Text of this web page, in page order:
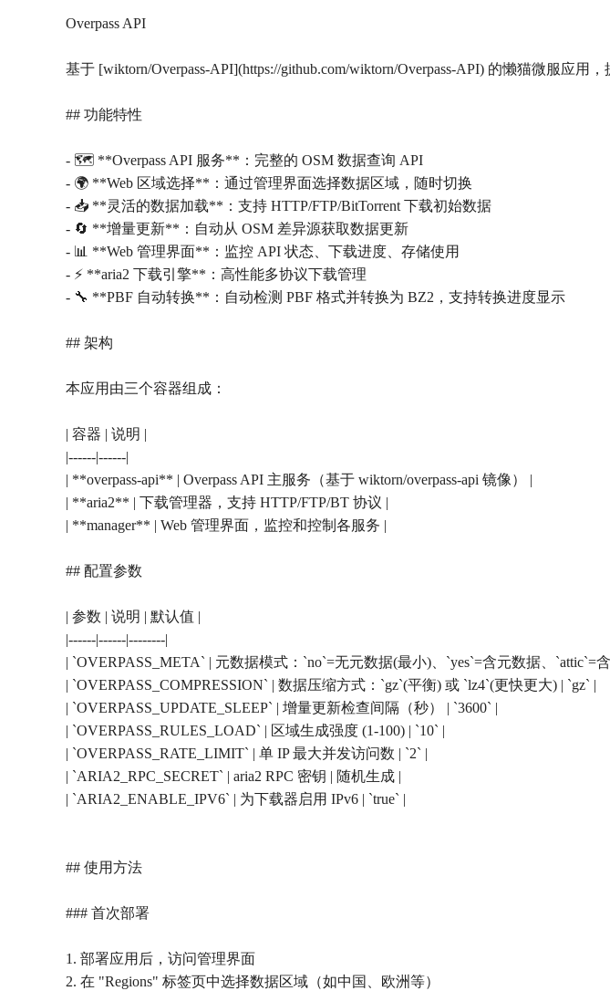
Overpass API
基于 [wiktorn/Overpass-API](https://github.com/wiktorn/Overpass-API) 的懒猫微服应用
## 功能特性
- 🗺️ **Overpass API 服务**：完整的 OSM 数据查询 API
- 🌍 **Web 区域选择**：通过管理界面选择数据区域，随时切换
- 📥 **灵活的数据加载**：支持 HTTP/FTP/BitTorrent 下载初始数据
- 🔄 **增量更新**：自动从 OSM 差异源获取数据更新
- 📊 **Web 管理界面**：监控 API 状态、下载进度、存储使用
- ⚡ **aria2 下载引擎**：高性能多协议下载管理
- 🔧 **PBF 自动转换**：自动检测 PBF 格式并转换为 BZ2，支持转换进度显示
## 架构
本应用由三个容器组成：
| 容器 | 说明 |
|------|------|
| **overpass-api** | Overpass API 主服务（基于 wiktorn/overpass-api 镜像） |
| **aria2** | 下载管理器，支持 HTTP/FTP/BT 协议 |
| **manager** | Web 管理界面，监控和控制各服务 |
## 配置参数
| 参数 | 说明 | 默认值 |
|------|------|--------|
| `OVERPASS_META` | 元数据模式：`no`=无元数据(最小)、`yes`=含元数据、`attic`=
| `OVERPASS_COMPRESSION` | 数据压缩方式：`gz`(平衡) 或 `lz4`(更快更大) | `gz` |
| `OVERPASS_UPDATE_SLEEP` | 增量更新检查间隔（秒） | `3600` |
| `OVERPASS_RULES_LOAD` | 区域生成强度 (1-100) | `10` |
| `OVERPASS_RATE_LIMIT` | 单 IP 最大并发访问数 | `2` |
| `ARIA2_RPC_SECRET` | aria2 RPC 密钥 | 随机生成 |
| `ARIA2_ENABLE_IPV6` | 为下载器启用 IPv6 | `true` |
## 使用方法
### 首次部署
1. 部署应用后，访问管理界面
2. 在 "Regions" 标签页中选择数据区域（如中国、欧洲等）